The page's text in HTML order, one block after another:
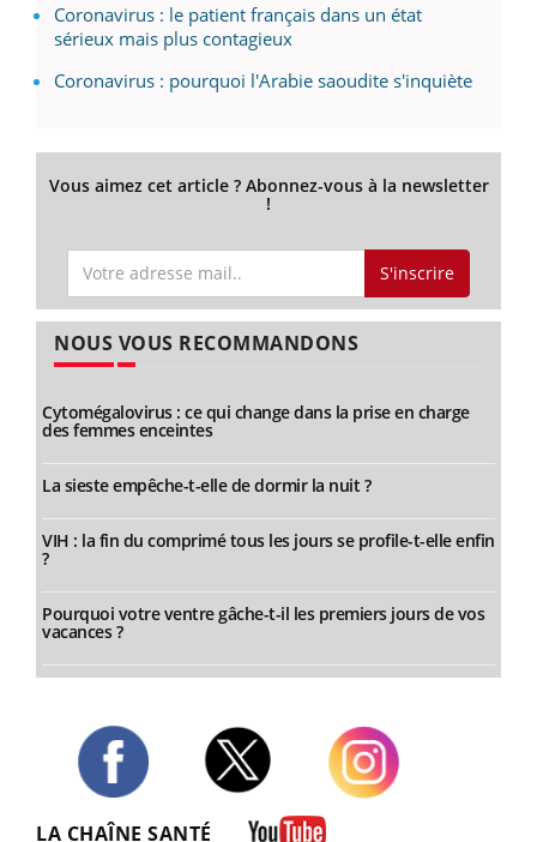
Coronavirus : le patient français dans un état
sérieux mais plus contagieux
Coronavirus : pourquoi l'Arabie saoudite s'inquiète
Vous aimez cet article ? Abonnez-vous à la newsletter
!
S'inscrire
NOUS VOUS RECOMMANDONS
Cytomégalovirus : ce qui change dans la prise en charge
des femmes enceintes
La sieste empêche-t-elle de dormir la nuit ?
VIH : la fin du comprimé tous les jours se profile-t-elle enfin
?
Pourquoi votre ventre gâche-t-il les premiers jours de vos
vacances ?
LA CHAÎNE SANTÉ